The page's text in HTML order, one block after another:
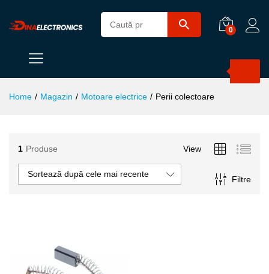
0
Home / Magazin / Motoare electrice / Perii colectoare
1 Produse View
Filtre
Sortează după cele mai recente